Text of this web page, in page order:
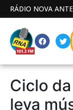
RÁDIO NOVA
Ciclo
leva